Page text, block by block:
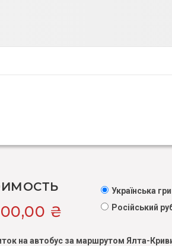
₴
Українська
Російський
на автобус за маршрутом Ялта-